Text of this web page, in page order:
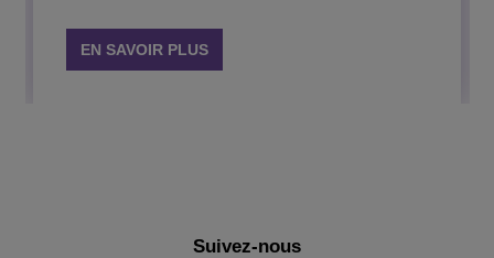
EN SAVOIR PLUS
Suivez-nous